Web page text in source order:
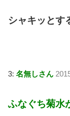
シャキッとす
3: 名無しさん
ふなぐち菊水